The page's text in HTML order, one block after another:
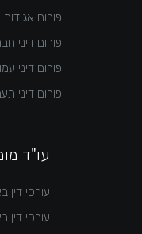
פורום אגודות
פורום דיני
פורום דיני
פורום דיני
עו"ד
עורכי דין
עורכי דין